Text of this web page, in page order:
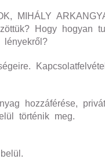
MIHÁLY
Hogy hogyan
lényekről?
hozzáférése,
történik meg.